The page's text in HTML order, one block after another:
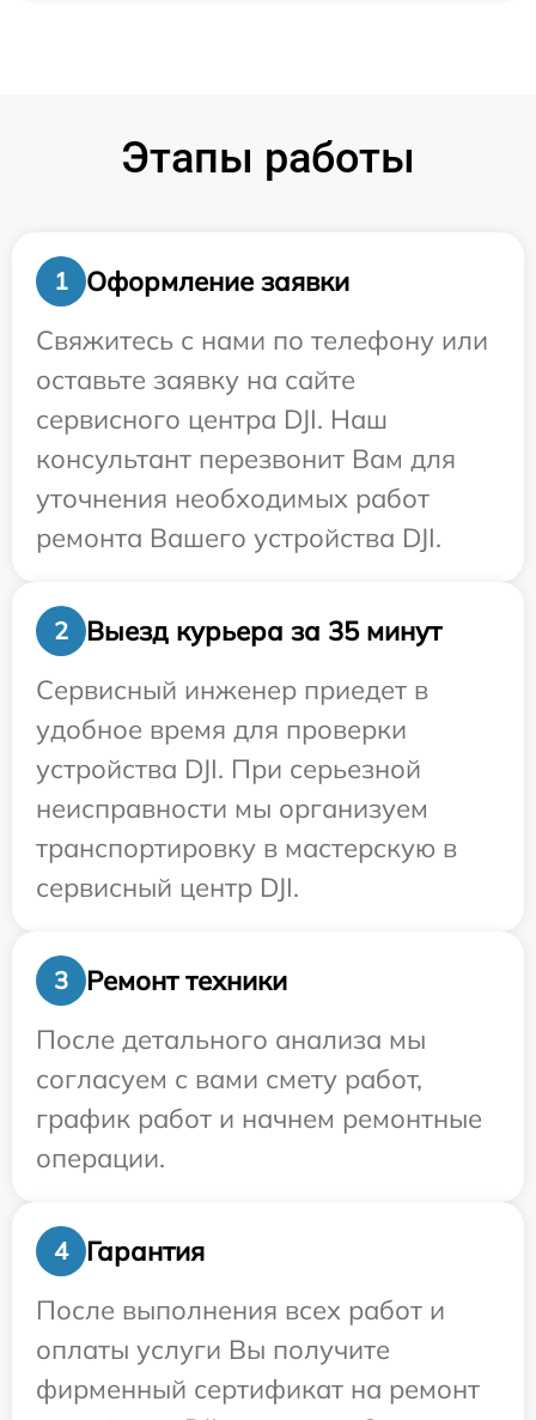
Этапы работы
1
Оформление заявки
Свяжитесь с нами по телефону или
оставьте заявку на сайте
сервисного центра DJI. Наш
консультант перезвонит Вам для
уточнения необходимых работ
ремонта Вашего устройства DJI.
2
Выезд курьера за 35 минут
Сервисный инженер приедет в
удобное время для проверки
устройства DJI. При серьезной
неисправности мы организуем
транспортировку в мастерскую в
сервисный центр DJI.
3
Ремонт техники
После детального анализа мы
согласуем с вами смету работ,
график работ и начнем ремонтные
операции.
4
Гарантия
После выполнения всех работ и
оплаты услуги Вы получите
фирменный сертификат на ремонт